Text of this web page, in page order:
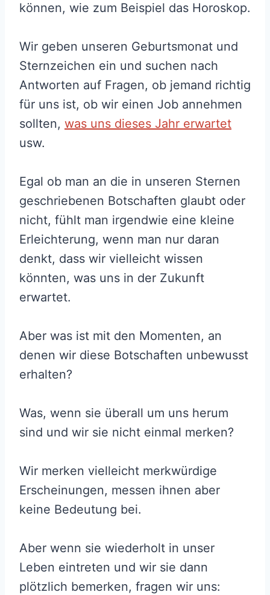
können, wie zum Beispiel das Horoskop.
Wir geben unseren Geburtsmonat und
Sternzeichen ein und suchen nach
Antworten auf Fragen, ob jemand richtig
für uns ist, ob wir einen Job annehmen
sollten, was uns dieses Jahr erwartet
usw.
Egal ob man an die in unseren Sternen
geschriebenen Botschaften glaubt oder
nicht, fühlt man irgendwie eine kleine
Erleichterung, wenn man nur daran
denkt, dass wir vielleicht wissen
könnten, was uns in der Zukunft
erwartet.
Aber was ist mit den Momenten, an
denen wir diese Botschaften unbewusst
erhalten?
Was, wenn sie überall um uns herum
sind und wir sie nicht einmal merken?
Wir merken vielleicht merkwürdige
Erscheinungen, messen ihnen aber
keine Bedeutung bei.
Aber wenn sie wiederholt in unser
Leben eintreten und wir sie dann
plötzlich bemerken, fragen wir uns: